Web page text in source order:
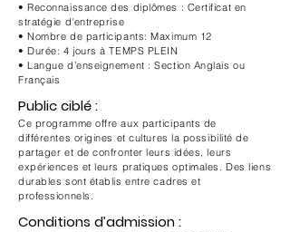
• Reconnaissance des diplômes : Certificat en
stratégie d'entreprise
• Nombre de participants: Maximum 12
• Durée: 4 jours à TEMPS PLEIN
• Langue d’enseignement : Section Anglais ou
Français
Public ciblé :
Ce programme offre aux participants de
différentes origines et cultures la possibilité de
partager et de confronter leurs idées, leurs
expériences et leurs pratiques optimales. Des liens
durables sont établis entre cadres et
professionnels.
Conditions d’admission :